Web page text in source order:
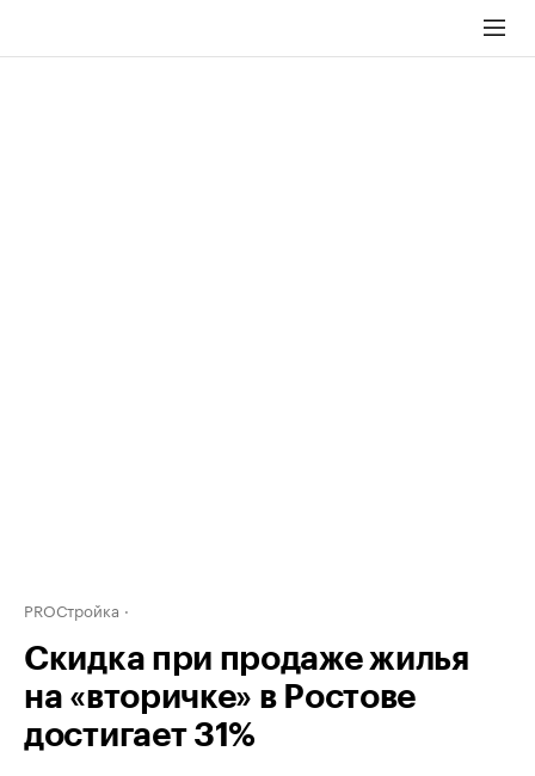
PROСтройка
Скидка при продаже жилья
на «вторичке» в Ростове
достигает 31%